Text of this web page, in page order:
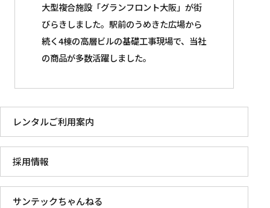
大型複合施設「グランフロント大阪」が街
びらきしました。駅前のうめきた広場から
続く4棟の高層ビルの基礎工事現場で、当社
の商品が多数活躍しました。
レンタルご利用案内
採用情報
サンテックちゃんねる